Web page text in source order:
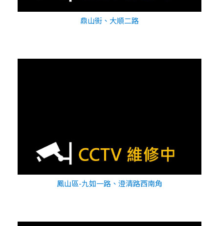
鼎山街、大順二路
鳳山區-九如一路、澄清路西南角